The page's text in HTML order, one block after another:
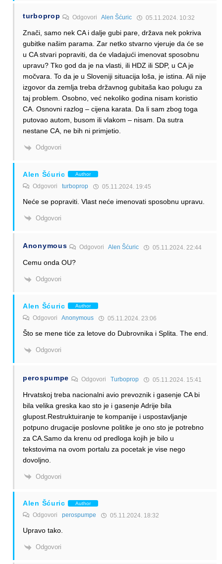
turboprop OdgovoriAlen Šćuric 05.11.2024. 10:32
Znači, samo nek CA i dalje gubi pare, država nek pokriva
gubitke našim parama. Zar netko stvarno vjeruje da će se
u CA stvari popraviti, da će vladajući imenovat sposobnu
upravu? Tko god da je na vlasti, ili HDZ ili SDP, u CA je
močvara. To da je u Sloveniji situacija loša, je istina. Ali nije
izgovor da zemlja treba državnog gubitaša kao polugu za
taj problem. Osobno, već nekoliko godina nisam koristio
CA. Osnovni razlog – cijena karata. Da li sam zbog toga
putovao autom, busom ili vlakom – nisam. Da sutra
nestane CA, ne bih ni primjetio.
Odgovori
Alen Šćuric Author
Odgovori turboprop 05.11.2024. 19:45
Neće se popraviti. Vlast neće imenovati sposobnu upravu.
Odgovori
Anonymous OdgovoriAlen Šćuric 05.11.2024. 22:44
Cemu onda OU?
Odgovori
Alen Šćuric Author
Odgovori Anonymous 05.11.2024. 23:06
Što se mene tiće za letove do Dubrovnika i Splita. The end.
Odgovori
perospumpe Odgovori Turboprop 05.11.2024. 15:41
Hrvatskoj treba nacionalni avio prevoznik i gasenje CA bi
bila velika greska kao sto je i gasenje Adrije bila
glupost.Restruktuiranje te kompanije i uspostavljanje
potpuno drugacije poslovne politike je ono sto je potrebno
za CA.Samo da krenu od predloga kojih je bilo u
tekstovima na ovom portalu za pocetak je vise nego
dovoljno.
Odgovori
Alen Šćuric Author
Odgovori perospumpe 05.11.2024. 18:32
Upravo tako.
Odgovori